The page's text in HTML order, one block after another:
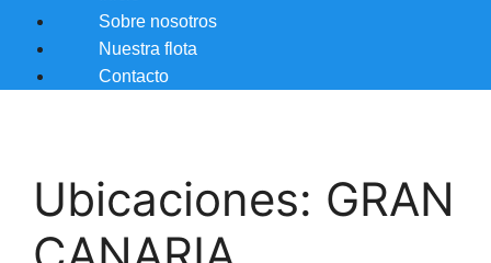
Sobre nosotros
Nuestra flota
Contacto
Ubicaciones: GRAN